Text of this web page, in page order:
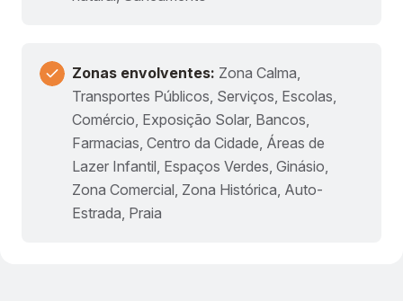
Zonas envolventes: Zona Calma,
Transportes Públicos, Serviços, Escolas,
Comércio, Exposição Solar, Bancos,
Farmacias, Centro da Cidade, Áreas de
Lazer Infantil, Espaços Verdes, Ginásio,
Zona Comercial, Zona Histórica, Auto-
Estrada, Praia